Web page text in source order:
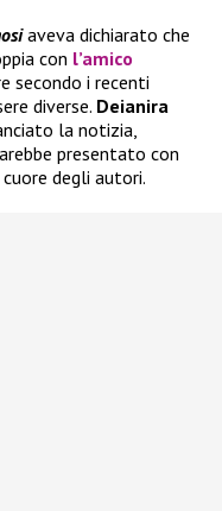
aveva dichiarato che
con l’amico
secondo i recenti
diverse. Deianira
la notizia,
presentato con
degli autori.